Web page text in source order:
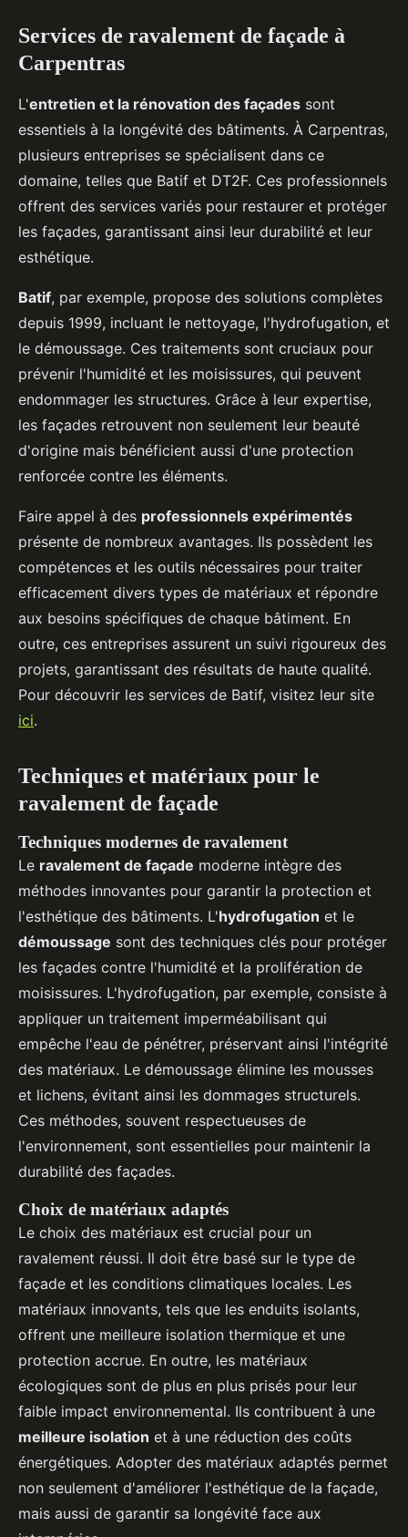
Services de ravalement de façade à
Carpentras
L'entretien et la rénovation des façades sont
essentiels à la longévité des bâtiments. À Carpentras,
plusieurs entreprises se spécialisent dans ce
domaine, telles que Batif et DT2F. Ces professionnels
offrent des services variés pour restaurer et protéger
les façades, garantissant ainsi leur durabilité et leur
esthétique.
Batif, par exemple, propose des solutions complètes
depuis 1999, incluant le nettoyage, l'hydrofugation, et
le démoussage. Ces traitements sont cruciaux pour
prévenir l'humidité et les moisissures, qui peuvent
endommager les structures. Grâce à leur expertise,
les façades retrouvent non seulement leur beauté
d'origine mais bénéficient aussi d'une protection
renforcée contre les éléments.
Faire appel à des professionnels expérimentés
présente de nombreux avantages. Ils possèdent les
compétences et les outils nécessaires pour traiter
efficacement divers types de matériaux et répondre
aux besoins spécifiques de chaque bâtiment. En
outre, ces entreprises assurent un suivi rigoureux des
projets, garantissant des résultats de haute qualité.
Pour découvrir les services de Batif, visitez leur site
ici.
Techniques et matériaux pour le
ravalement de façade
Techniques modernes de ravalement
Le ravalement de façade moderne intègre des
méthodes innovantes pour garantir la protection et
l'esthétique des bâtiments. L'hydrofugation et le
démoussage sont des techniques clés pour protéger
les façades contre l'humidité et la prolifération de
moisissures. L'hydrofugation, par exemple, consiste à
appliquer un traitement imperméabilisant qui
empêche l'eau de pénétrer, préservant ainsi l'intégrité
des matériaux. Le démoussage élimine les mousses
et lichens, évitant ainsi les dommages structurels.
Ces méthodes, souvent respectueuses de
l'environnement, sont essentielles pour maintenir la
durabilité des façades.
Choix de matériaux adaptés
Le choix des matériaux est crucial pour un
ravalement réussi. Il doit être basé sur le type de
façade et les conditions climatiques locales. Les
matériaux innovants, tels que les enduits isolants,
offrent une meilleure isolation thermique et une
protection accrue. En outre, les matériaux
écologiques sont de plus en plus prisés pour leur
faible impact environnemental. Ils contribuent à une
meilleure isolation et à une réduction des coûts
énergétiques. Adopter des matériaux adaptés permet
non seulement d'améliorer l'esthétique de la façade,
mais aussi de garantir sa longévité face aux